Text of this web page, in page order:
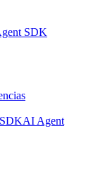
SDK
AI Agent